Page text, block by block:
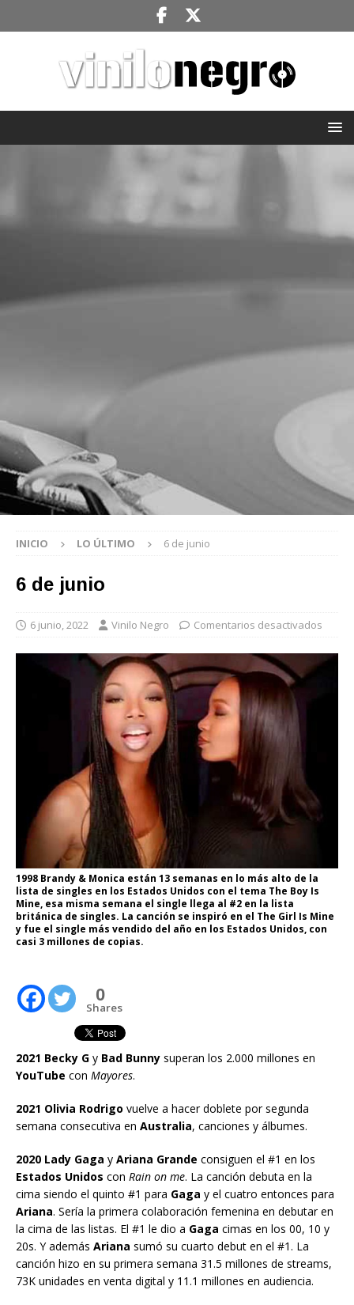
INICIO LO ÚLTIMO 6 de junio
6 de junio
6 junio, 2022 Vinilo Negro Comentarios desactivados
1998 Brandy & Monica están 13 semanas en lo más alto de la
lista de singles en los Estados Unidos con el tema The Boy Is
Mine, esa misma semana el single llega al #2 en la lista
británica de singles. La canción se inspiró en el The Girl Is Mine
y fue el single más vendido del año en los Estados Unidos, con
casi 3 millones de copias.
0
Shares
2021 Becky G y Bad Bunny superan los 2.000 millones en
YouTube con Mayores.
2021 Olivia Rodrigo vuelve a hacer doblete por segunda
semana consecutiva en Australia, canciones y álbumes.
2020 Lady Gaga y Ariana Grande consiguen el #1 en los
Estados Unidos con Rain on me. La canción debuta en la
cima siendo el quinto #1 para Gaga y el cuatro entonces para
Ariana. Sería la primera colaboración femenina en debutar en
la cima de las listas. El #1 le dio a Gaga cimas en los 00, 10 y
20s. Y además Ariana sumó su cuarto debut en el #1. La
canción hizo en su primera semana 31.5 millones de streams,
73K unidades en venta digital y 11.1 millones en audiencia.